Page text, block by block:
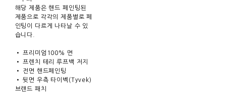
해당 제품은 핸드 페인팅된
제품으로 각각의 제품별로 페
인팅이 다르게 나타날 수 있
습니다.
• 프리미엄100% 면
• 프렌치 테리 루프백 저지
• 전면 핸드페인팅
• 뒷면 우측 타이벡(Tyvek)
브랜드 패치